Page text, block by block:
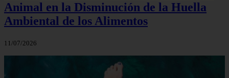
Animal en la Disminución de la Huella
Ambiental de los Alimentos
11/07/2026